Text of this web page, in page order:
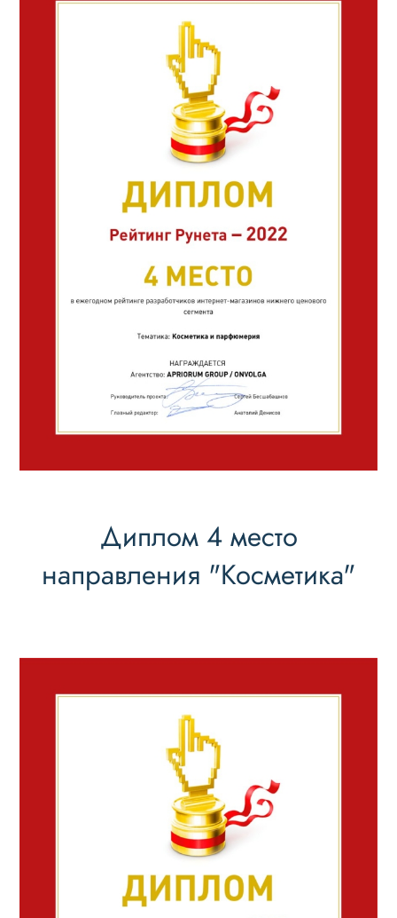
Диплом 4 место
направления "Косметика"